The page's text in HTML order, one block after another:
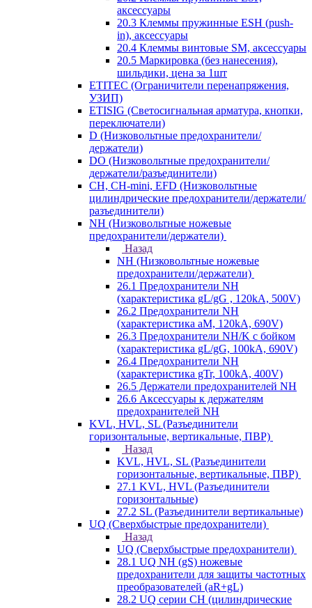
аксессуары
20.3 Клеммы пружинные ESH (push-
in), аксессуары
20.4 Клеммы винтовые SM, аксессуары
20.5 Маркировка (без нанесения),
шильдики, цена за 1шт
ETITEC (Ограничители перенапряжения,
УЗИП)
ETISIG (Светосигнальная арматура, кнопки,
переключатели)
D (Низковольтные предохранители/
держатели)
DO (Низковольтные предохранители/
держатели/разъединители)
CH, CH-mini, EFD (Низковольтные
цилиндрические предохранители/держатели/
разъединители)
NH (Низковольтные ножевые
предохранители/держатели)
Назад
NH (Низковольтные ножевые
предохранители/держатели)
26.1 Предохранители NH
(характеристика gL/gG , 120kA, 500V)
26.2 Предохранители NH
(характеристика aM, 120kA, 690V)
26.3 Предохранители NH/K с бойком
(характеристика gL/gG, 100kA, 690V)
26.4 Предохранители NH
(характеристика gTr, 100kA, 400V)
26.5 Держатели предохранителей NH
26.6 Аксессуары к держателям
предохранителей NH
KVL, HVL, SL (Разъединители
горизонтальные, вертикальные, ПВР)
Назад
KVL, HVL, SL (Разъединители
горизонтальные, вертикальные, ПВР)
27.1 KVL, HVL (Разъединители
горизонтальные)
27.2 SL (Разъединители вертикальные)
UQ (Сверхбыстрые предохранители)
Назад
UQ (Сверхбыстрые предохранители)
28.1 UQ NH (gS) ножевые
предохранители для защиты частотных
преобразователей (aR+gL)
28.2 UQ серии CH (цилиндрические